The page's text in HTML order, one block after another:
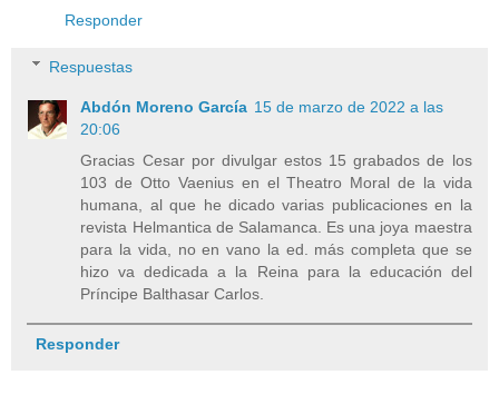
Responder
Respuestas
Abdón Moreno García 15 de marzo de 2022 a las
20:06
Gracias Cesar por divulgar estos 15 grabados de los
103 de Otto Vaenius en el Theatro Moral de la vida
humana, al que he dicado varias publicaciones en la
revista Helmantica de Salamanca. Es una joya maestra
para la vida, no en vano la ed. más completa que se
hizo va dedicada a la Reina para la educación del
Príncipe Balthasar Carlos.
Responder